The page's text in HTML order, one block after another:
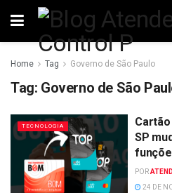
Home Tag Governo de São Paulo
Tag: Governo de São
TECNOLOGIA
SP
POR
24 DE